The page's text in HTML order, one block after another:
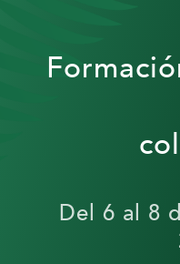
Del 6 al 8